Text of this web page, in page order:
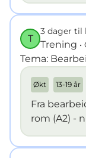
T
3 dager til
Trening
Tema:
Økt 13-19 år
Fra
rom (A2) -